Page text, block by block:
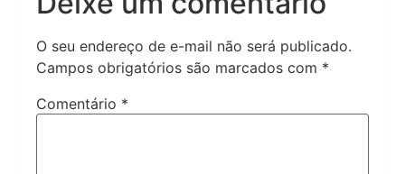
O seu endereço de e-mail não será publicado.
Campos obrigatórios são marcados com *
Comentário *